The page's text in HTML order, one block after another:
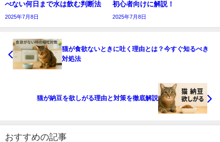
べない何日まで水は飲む判断法
2025年7月8日
初心者向けに解説！
2025年7月8日
猫が食欲ないときに吐く理由とは？今すぐ知るべき
対処法
猫が納豆を欲しがる理由と対策を徹底解説
おすすめの記事